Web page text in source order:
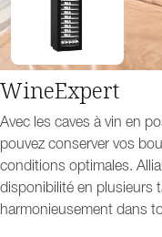
WineExpert
Avec les caves à vin en
pouvez conserver vos
conditions optimales.
disponibilité en plusieurs
harmonieusement dans